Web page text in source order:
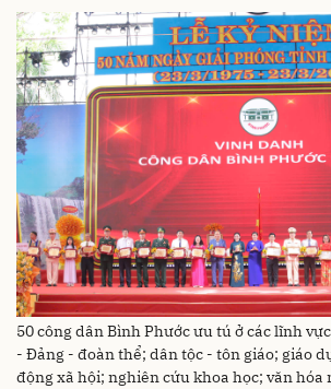
50 công dân Bình Phước ưu tú ở các lĩnh
- Đảng - đoàn thể; dân tộc - tôn giáo; giáo
động xã hội; nghiên cứu khoa học; văn hóa